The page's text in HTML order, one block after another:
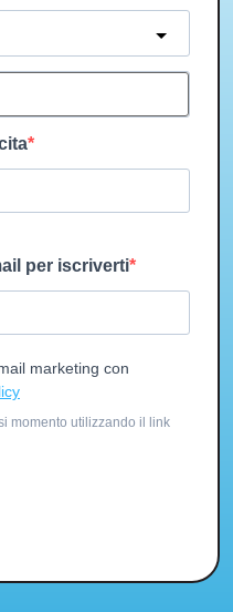
per iscriverti
marketing con
momento utilizzando il link